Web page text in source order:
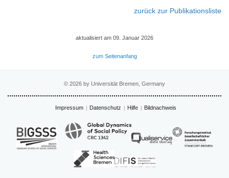
zurück zur Publikationsliste
aktualisiert am 09. Januar 2026
zum Seitenanfang
© 2026 by Universität Bremen, Germany
Impressum Datenschutz Hilfe Bildnachweis